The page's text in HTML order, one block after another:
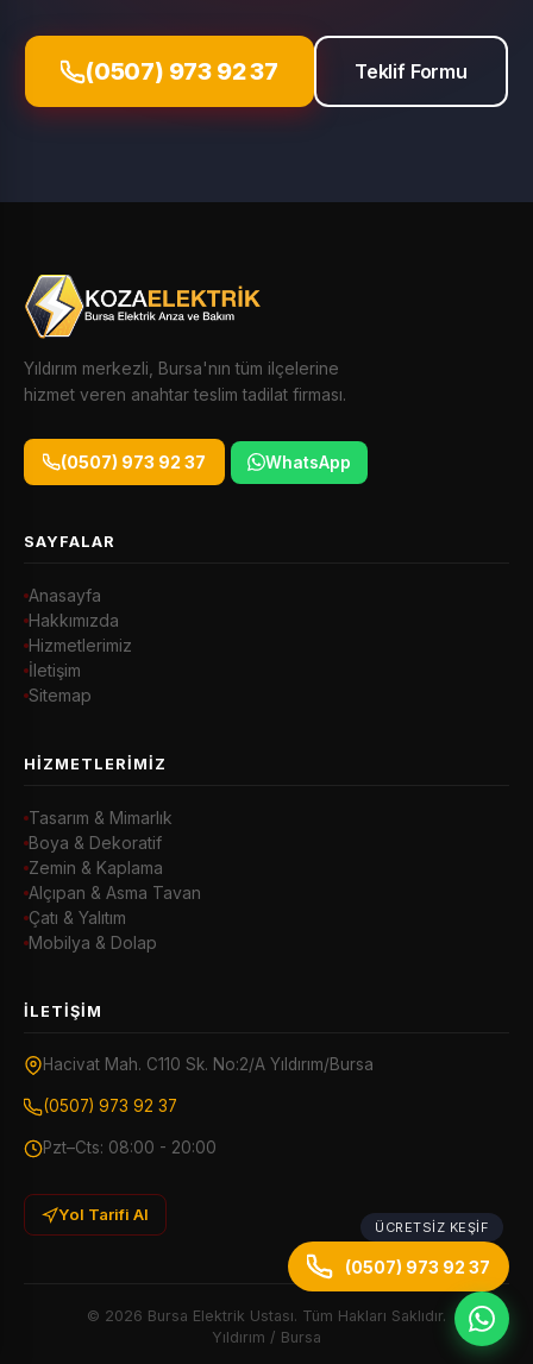
(0507) 973 92 37 Teklif Formu
Yıldırım merkezli, Bursa'nın tüm ilçelerine
hizmet veren anahtar teslim tadilat firması.
(0507) 973 92 37 WhatsApp
SAYFALAR
Anasayfa
Hakkımızda
Hizmetlerimiz
İletişim
Sitemap
HIZMETLERIMIZ
Tasarım & Mimarlık
Boya & Dekoratif
Zemin & Kaplama
Alçıpan & Asma Tavan
Çatı & Yalıtım
Mobilya & Dolap
İLETIŞIM
Hacivat Mah. C110 Sk. No:2/A Yıldırım/Bursa
(0507) 973 92 37
Pzt–Cts: 08:00 - 20:00
Yol Tarifi Al
© 2026 Bursa Elektrik Ustası. Tüm Hakları Saklıdır.
Yıldırım / Bursa
ÜCRETSIZ KEŞIF
(0507) 973 92 37